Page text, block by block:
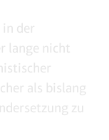
der
lange nicht
als bislang
zu